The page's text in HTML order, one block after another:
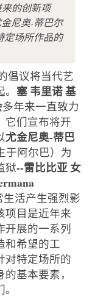
的创新项
尼奥-蒂巴尔
定场所作品的
倡议将当代艺
塞韦里诺基
多年来一直致力
它们宣布将开
尤金尼奥-蒂巴
于阿尔巴）为
狱--雷比比亚女
活产生强烈影
项目是近年来
开展的一系列
和希望的工
对特定场所的
基本要素，